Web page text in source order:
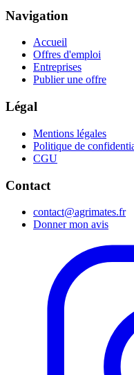
Navigation
Accueil
Offres d'emploi
Entreprises
Publier une offre
Légal
Mentions légales
Politique de
CGU
Contact
contact@agrimates.fr
Donner mon avis